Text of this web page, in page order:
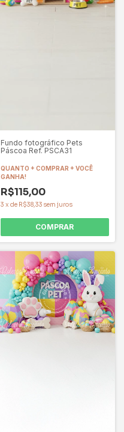
Fundo fotográfico Pets
Páscoa Ref. PSCA31
QUANTO + COMPRAR + VOCÊ
GANHA!
R$115,00
3 x de R$38,33 sem juros
COMPRAR